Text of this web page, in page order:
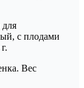
с плодами
Вес